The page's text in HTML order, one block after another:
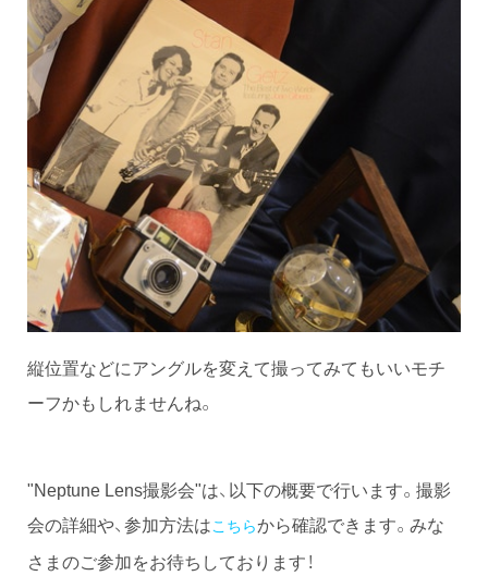
縦位置などにアングルを変えて撮ってみてもいいモチ
ーフかもしれませんね。
"Neptune Lens撮影会"は、以下の概要で行います。撮影
会の詳細や、参加方法はこちらから確認できます。みな
さまのご参加をお待ちしております！